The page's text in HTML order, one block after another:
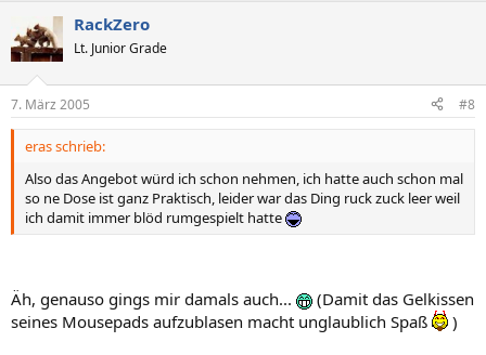
RackZero
Lt. Junior Grade
7. März 2005 #8
eras schrieb:
Also das Angebot würd ich schon nehmen, ich hatte auch schon mal
so ne Dose ist ganz Praktisch, leider war das Ding ruck zuck leer weil
ich damit immer blöd rumgespielt hatte
Äh, genauso gings mir damals auch...
(Damit das Gelkissen
seines Mousepads aufzublasen macht unglaublich Spaß
)